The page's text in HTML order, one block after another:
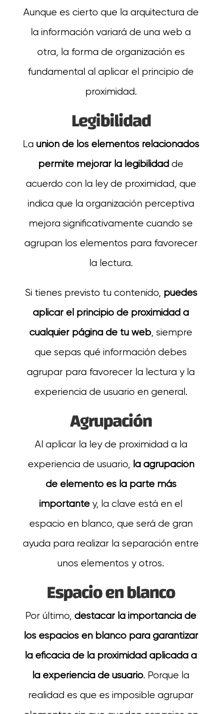
Aunque es cierto que la arquitectura de
la información variará de una web a
otra, la forma de organización es
fundamental al aplicar el principio de
proximidad.
Legibilidad
La unión de los elementos relacionados
permite mejorar la legibilidad de
acuerdo con la ley de proximidad, que
indica que la organización perceptiva
mejora significativamente cuando se
agrupan los elementos para favorecer
la lectura.
Si tienes previsto tu contenido, puedes
aplicar el principio de proximidad a
cualquier página de tu web, siempre
que sepas qué información debes
agrupar para favorecer la lectura y la
experiencia de usuario en general.
Agrupación
Al aplicar la ley de proximidad a la
experiencia de usuario, la agrupación
de elemento es la parte más
importante y, la clave está en el
espacio en blanco, que será de gran
ayuda para realizar la separación entre
unos elementos y otros.
Espacio en blanco
Por último,destacar la importancia de
los espacios en blanco para garantizar
la eficacia de la proximidad aplicada a
la experiencia de usuario. Porque la
realidad es que es imposible agrupar